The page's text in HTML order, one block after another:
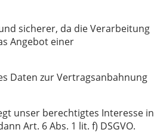
sicherer, da die Verarbeitung
Angebot einer
Daten zur Vertragsanbahnung
unser berechtigtes Interesse in
Art. 6 Abs. 1 lit. f) DSGVO.